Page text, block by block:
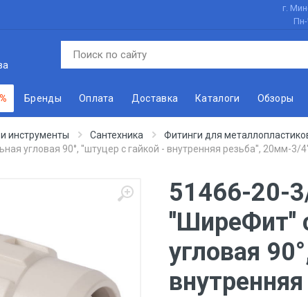
г.
Бренды Оплата Доставка Каталоги Обзоры
инструменты Сантехника
Фитинги для
угловая 90°, ''штуцер с гайкой - внутренняя резьба'', 20мм-3/
51466-20-
''ШиреФит''
угловая